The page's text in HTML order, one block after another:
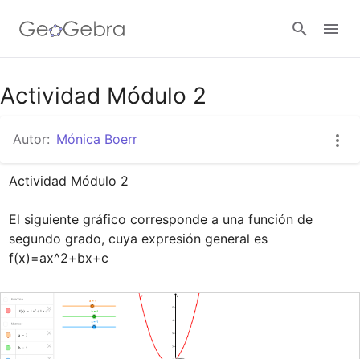
Google Classroom
GeoGebra Classroom
Actividad Módulo 2
Autor: Mónica Boerr
Actividad Módulo 2
El siguiente gráfico corresponde a una función de
segundo grado, cuya expresión general es
f(x)=ax^2+bx+c